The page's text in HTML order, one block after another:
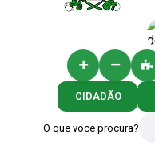
O que voce procura?
CIDADÃO